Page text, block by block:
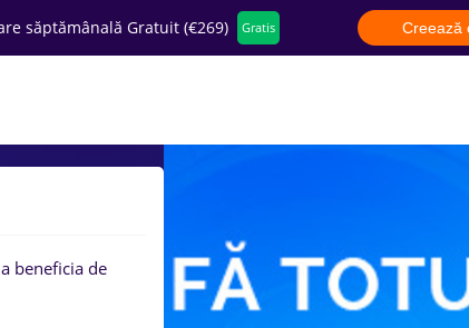
săptămânală Gratuit (€269) Gratis Creează
beneficia de